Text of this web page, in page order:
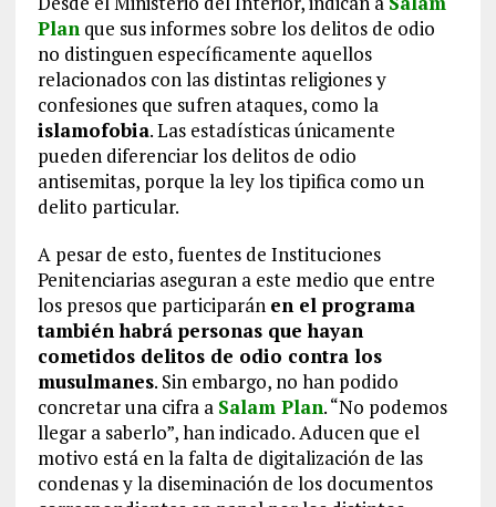
Planque sus informes sobre los delitos de odio
no distinguen específicamente aquellos
relacionados con las distintas religiones y
confesiones que sufren ataques, como la
islamofobia. Las estadísticas únicamente
pueden diferenciar los delitos de odio
antisemitas, porque la ley los tipifica como un
delito particular.
A pesar de esto, fuentes de Instituciones
Penitenciarias aseguran a este medio que entre
los presos que participarán en el programa
también habrá personas que hayan
cometidos delitos de odio contra los
musulmanes. Sin embargo, no han podido
concretar una cifra a Salam Plan. “No podemos
llegar a saberlo”, han indicado. Aducen que el
motivo está en la falta de digitalización de las
condenas y la diseminación de los documentos